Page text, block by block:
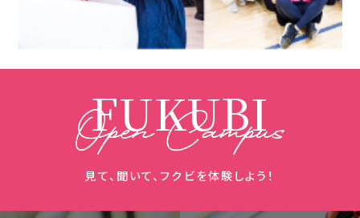
FUKUBI
見て、聞いて、フクビを体験しよう！